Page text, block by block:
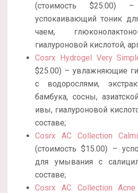
(стоимость $25.00)
успокаивающий тоник
чаем,
гиалуроновой кислотой,
Cosrx Hydrogel Very
$25.00) – увлажняющие
с водорослями,
бамбука, сосны,
ивы, гиалуроновой
составе;
Cosrx AC Collection
(стоимость $15.00) –
для умывания с
составе;
Cosrx AC Collection